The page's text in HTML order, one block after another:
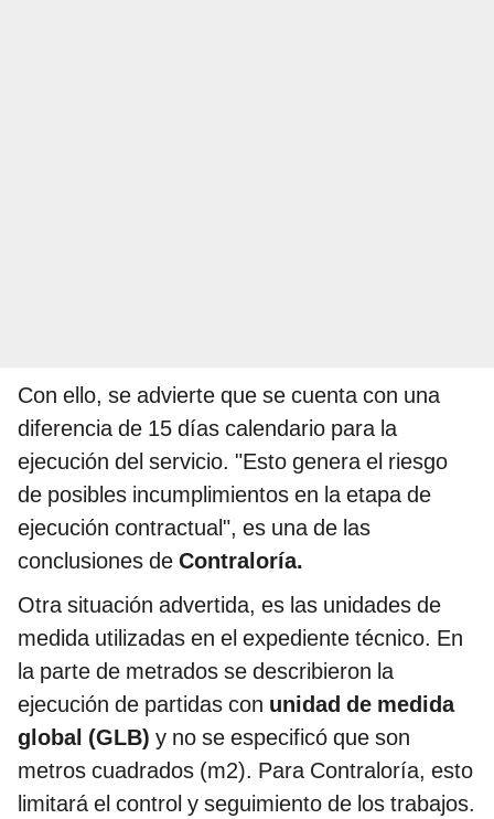
Con ello, se advierte que se cuenta con una
diferencia de 15 días calendario para la
ejecución del servicio. "Esto genera el riesgo
de posibles incumplimientos en la etapa de
ejecución contractual", es una de las
conclusiones de Contraloría.
Otra situación advertida, es las unidades de
medida utilizadas en el expediente técnico. En
la parte de metrados se describieron la
ejecución de partidas con unidad de medida
global (GLB) y no se especificó que son
metros cuadrados (m2). Para Contraloría, esto
limitará el control y seguimiento de los trabajos.